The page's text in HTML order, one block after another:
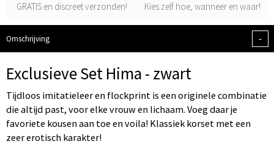
GRATISen discreetverzonden! Kies zelf hoe, wanneer en waar!
Omschrijving -
Exclusieve Set Hima - zwart
Tijdloos imitatieleer en flockprint is een originele combinatie
die altijd past, voor elke vrouw en lichaam. Voeg daar je
favoriete kousen aan toe en voila! Klassiek korset met een
zeer erotisch karakter!